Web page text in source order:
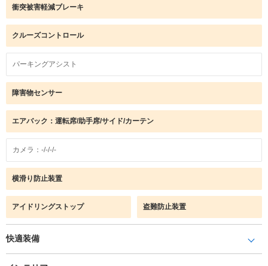
衝突被害軽減ブレーキ
クルーズコントロール
パーキングアシスト
障害物センサー
エアバック：運転席/助手席/サイド/カーテン
カメラ：-/-/-/-
横滑り防止装置
アイドリングストップ 盗難防止装置
快適装備